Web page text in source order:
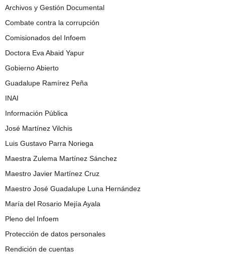
Archivos y Gestión Documental
Combate contra la corrupción
Comisionados del Infoem
Doctora Eva Abaid Yapur
Gobierno Abierto
Guadalupe Ramírez Peña
INAI
Información Pública
José Martínez Vilchis
Luis Gustavo Parra Noriega
Maestra Zulema Martínez Sánchez
Maestro Javier Martínez Cruz
Maestro José Guadalupe Luna Hernández
María del Rosario Mejía Ayala
Pleno del Infoem
Protección de datos personales
Rendición de cuentas